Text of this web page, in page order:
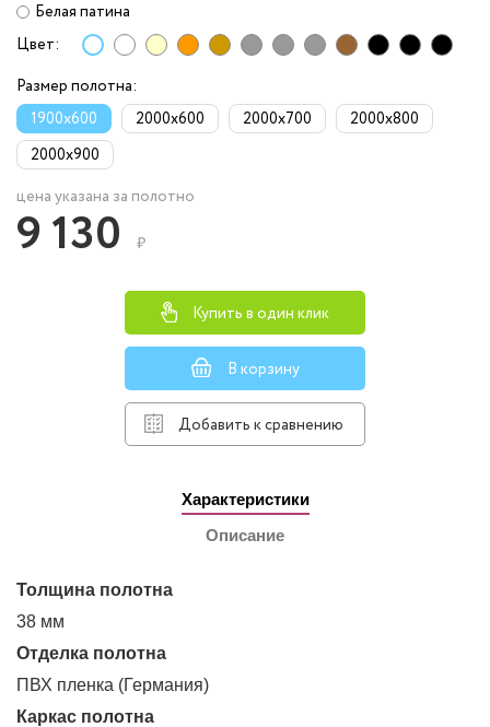
Белая патина
Цвет:
Размер полотна:
1900x600
2000x600 2000x700
2000x800
2000x900
цена указана за полотно
9 130 ₽
Купить в один клик
В корзину
Добавить к сравнению
Характеристики
Описание
Толщина полотна
38 мм
Отделка полотна
ПВХ пленка (Германия)
Каркас полотна